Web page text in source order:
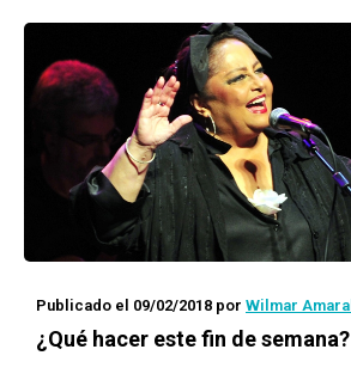
Publicado el 09/02/2018 por Wilmar Amaral
¿Qué hacer este fin de semana?